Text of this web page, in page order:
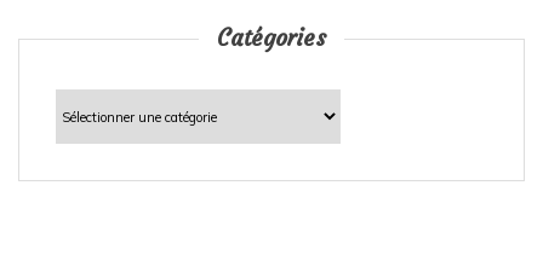
Catégories
Catégories